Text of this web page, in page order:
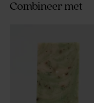
Combineer met